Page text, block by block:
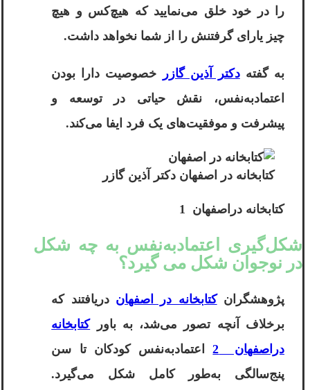
را در خود خلق می‌نمایید که هیچ‌کس و هیچ
چیز یارای گرفتنش را از شما نخواهد داشت.
به گفتهدکتر آذین گازر
خصوصیت دارا بودن
اعتمادبه‌نفس، نقش حیاتی در توسعه و
پیشرفت و موفقیت‌های یک فرد ایفا می‌کند.
کتابخانه در اصفهان دکتر آذین گازر
کتابخانه دراصفهان 1
شکل‌گیری اعتماد‌به‌نفس به چه شکل
در نوجوان شکل می گیرد؟
پژوهشگرانکتابخانه در اصفهان دریافتند که
برخلاف آنچه تصور می‌شد، به باورکتابخانه
دراصفهان 2
اعتمادبه‌نفس کودکان تا سن
پنج‌سالگی به‌طور کامل شکل می‌گیرد.